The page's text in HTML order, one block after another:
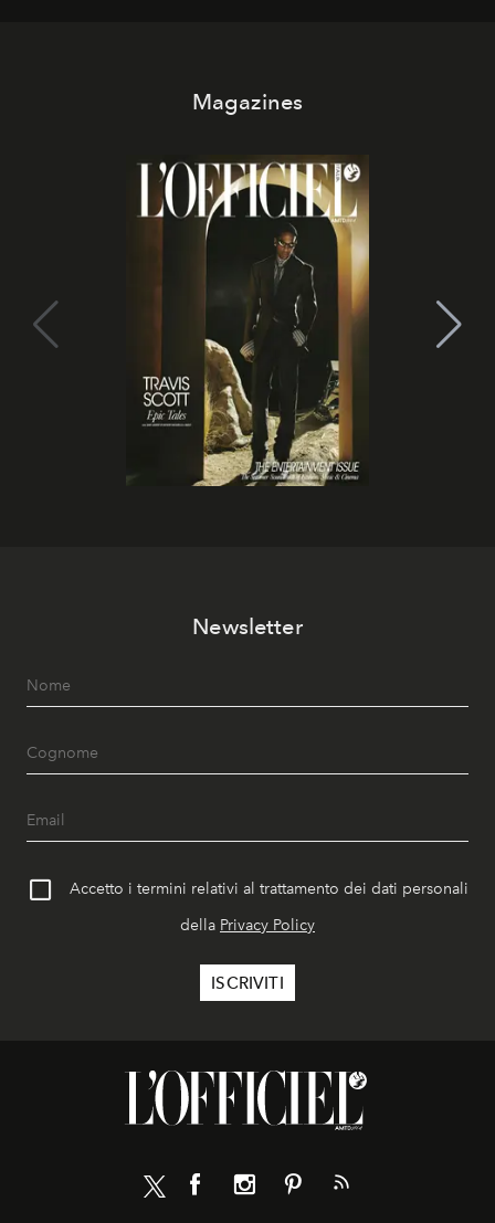
Magazines
Newsletter
Accetto i termini relativi al trattamento dei dati personali
della Privacy Policy